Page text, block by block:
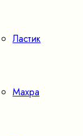
Ластик
Махра